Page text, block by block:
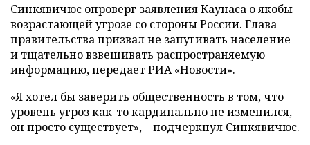
Синкявичюс опроверг заявления Каунаса о якобы
возрастающей угрозе со стороны России. Глава
правительства призвал не запугивать население
и тщательно взвешивать распространяемую
информацию, передаетРИА «Новости».
«Я хотел бы заверить общественность в том, что
уровень угроз как-то кардинально не изменился,
он просто существует», – подчеркнул Синкявичюс.